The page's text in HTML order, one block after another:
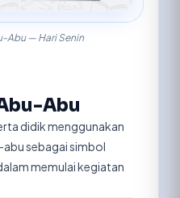
Abu — Hari Senin
Abu
didik menggunakan
sebagai simbol
memulai kegiatan